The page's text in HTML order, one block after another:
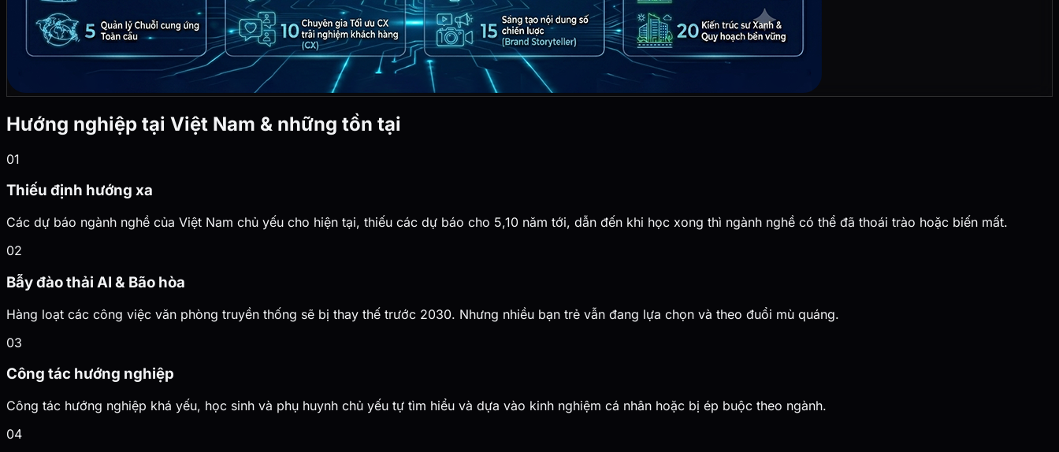
Hướng nghiệp tại Việt Nam & những tồn tại
01
Thiếu định hướng xa
Các dự báo ngành nghề của Việt Nam chủ yếu cho hiện tại, thiếu các dự báo cho 5,10 năm tới, dẫn đến khi học xong thì ngành nghề có thể đã thoái trào hoặc biến mất.
02
Bẫy đào thải AI & Bão hòa
Hàng loạt các công việc văn phòng truyền thống sẽ bị thay thế trước 2030. Nhưng nhiều bạn trẻ vẫn đang lựa chọn và theo đuổi mù quáng.
03
Công tác hướng nghiệp
Công tác hướng nghiệp khá yếu, học sinh và phụ huynh chủ yếu tự tìm hiểu và dựa vào kinh nghiệm cá nhân hoặc bị ép buộc theo ngành.
04